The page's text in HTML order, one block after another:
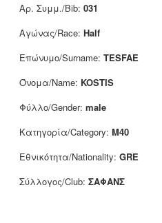
Αρ. Συμμ./Bib: 031
Αγώνας/Race: Half
Επώνυμο/Surname: TESFAE
Όνομα/Name: KOSTIS
Φύλλο/Gender: male
Κατηγορία/Category: M40
Εθνικότητα/Nationality: GRE
Σύλλογος/Club: ΣΑΦΑΝΣ